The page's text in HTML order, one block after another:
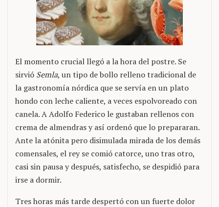
El momento crucial llegó a la hora del postre. Se
sirvió Semla, un tipo de bollo relleno tradicional de
la gastronomía nórdica que se servía en un plato
hondo con leche caliente, a veces espolvoreado con
canela. A Adolfo Federico le gustaban rellenos con
crema de almendras y así ordenó que lo prepararan.
Ante la atónita pero disimulada mirada de los demás
comensales, el rey se comió catorce, uno tras otro,
casi sin pausa y después, satisfecho, se despidió para
irse a dormir.
Tres horas más tarde despertó con un fuerte dolor